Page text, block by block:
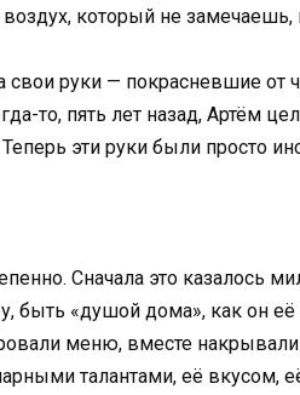
воздух, который не
свои руки — покрасневшие от
то, пять лет назад, Артём
эти руки были просто
Сначала это казалось
быть «душой дома», как он
меню, вместе накрывали
талантами, её вкусом,